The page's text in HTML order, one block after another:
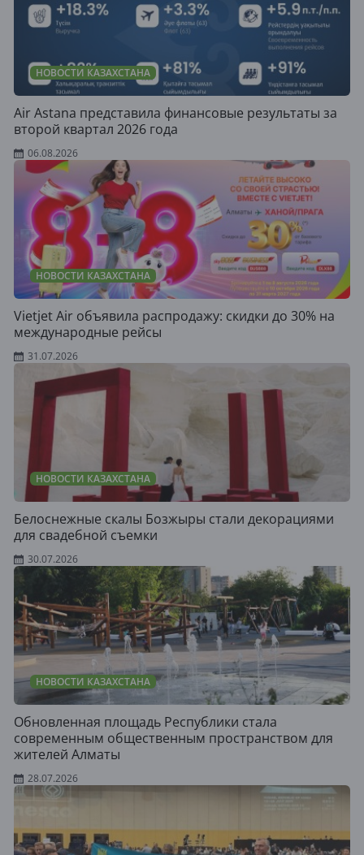
НОВОСТИ КАЗАХСТАНА
Air Astana представила финансовые результаты за
второй квартал 2026 года
06.08.2026
НОВОСТИ КАЗАХСТАНА
Vietjet Air объявила распродажу: скидки до 30% на
международные рейсы
31.07.2026
НОВОСТИ КАЗАХСТАНА
Белоснежные скалы Бозжыры стали декорациями
для свадебной съемки
30.07.2026
НОВОСТИ КАЗАХСТАНА
Обновленная площадь Республики стала
современным общественным пространством для
жителей Алматы
28.07.2026